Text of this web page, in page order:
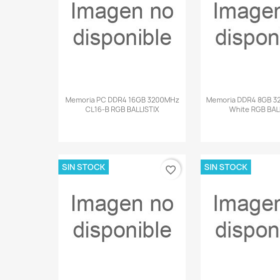
Vista rápida
Memoria PC DDR4 16GB 3200MHz
CL16-B RGB BALLISTIX
Vista
Memoria DDR4 8GB
White RGB
SIN STOCK favorite_border SIN STOCK